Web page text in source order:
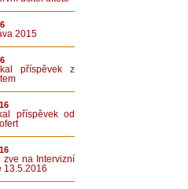
2015
příspěvek z
příspěvek od
zve na Intervizní
13.5.2016